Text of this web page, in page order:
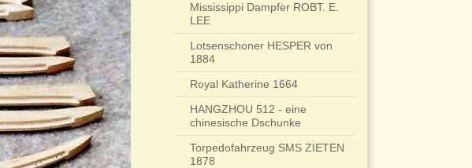
Mississippi Dampfer ROBT. E.
LEE
Lotsenschoner HESPER von
1884
Royal Katherine 1664
HANGZHOU 512 - eine
chinesische Dschunke
Torpedofahrzeug SMS ZIETEN
1878